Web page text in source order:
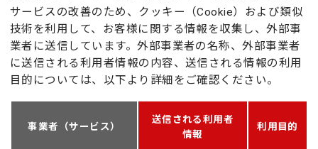
サービスの改善のため、クッキー（Cookie）および類似
技術を利用して、お客様に関する情報を収集し、外部事
業者に送信しています。外部事業者の名称、外部事業者
に送信される利用者情報の内容、送信される情報の利用
目的については、以下より詳細をご確認ください。
事業者（サービス）
送信される利用者
情報
利用目的